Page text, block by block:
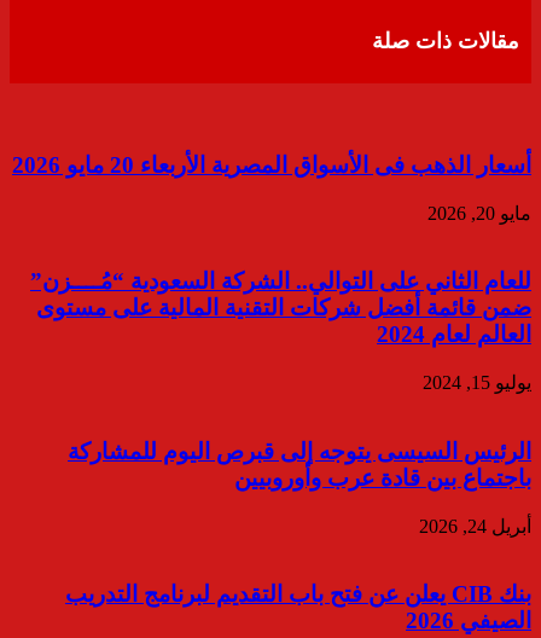
مقالات ذات صلة
أسعار الذهب فى الأسواق المصرية الأربعاء 20 مايو 2026
مايو 20, 2026
للعام الثاني على التوالي.. الشركة السعودية “مُــــزن”
ضمن قائمة أفضل شركات التقنية المالية على مستوى
العالم لعام 2024
يوليو 15, 2024
الرئيس السيسى يتوجه إلى قبرص اليوم للمشاركة
باجتماع بين قادة عرب وأوروبيين
أبريل 24, 2026
بنك CIB يعلن عن فتح باب التقديم لبرنامج التدريب
الصيفي 2026